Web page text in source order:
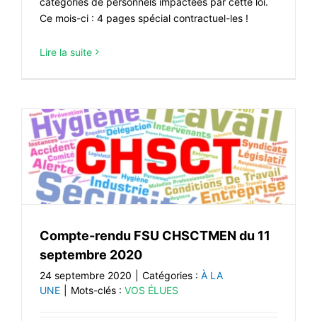
Ce mois-ci : 4 pages spécial contractuel-les !
Lire la suite
Compte-rendu FSU CHSCTMEN du 11
septembre 2020
24 septembre 2020 Catégories : À LA
UNE
Mots-clés : VOS ÉLUES